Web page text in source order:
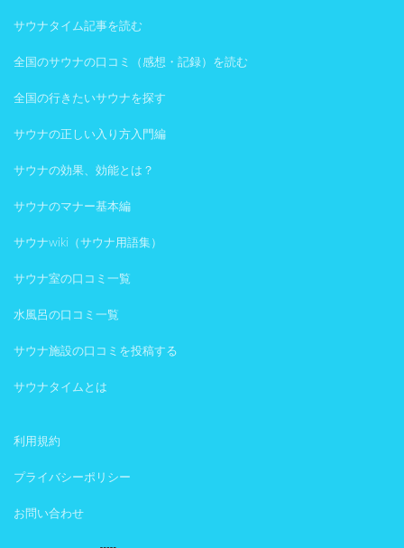
サウナタイム記事を読む
全国のサウナの口コミ（感想・記録）を読む
全国の行きたいサウナを探す
サウナの正しい入り方入門編
サウナの効果、効能とは？
サウナのマナー基本編
サウナwiki（サウナ用語集）
サウナ室の口コミ一覧
水風呂の口コミ一覧
サウナ施設の口コミを投稿する
サウナタイムとは
利用規約
プライバシーポリシー
お問い合わせ